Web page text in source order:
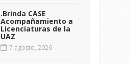
.Brinda CASE
Acompañamiento a
Licenciaturas de la
UAZ
7 agosto, 2026